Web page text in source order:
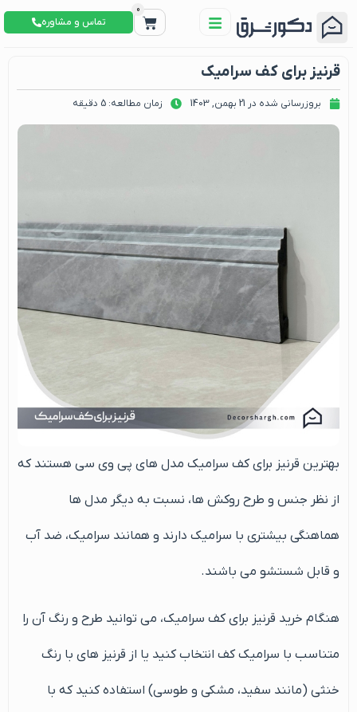
0
تماس و مشاوره
قرنیز برای کف سرامیک
بروزرسانی شده در 21 بهمن, 1403 زمان مطالعه: 5 دقیقه
بهترین قرنیز برای کف سرامیک مدل های پی وی سی هستند که
از نظر جنس و طرح روکش ها، نسبت به دیگر مدل ها
هماهنگی بیشتری با سرامیک دارند و همانند سرامیک، ضد آب
و قابل شستشو می باشند.
هنگام خرید قرنیز برای کف سرامیک، می توانید طرح و رنگ آن را
متناسب با سرامیک کف انتخاب کنید یا از قرنیز های با رنگ
خنثی (مانند سفید، مشکی و طوسی) استفاده کنید که با